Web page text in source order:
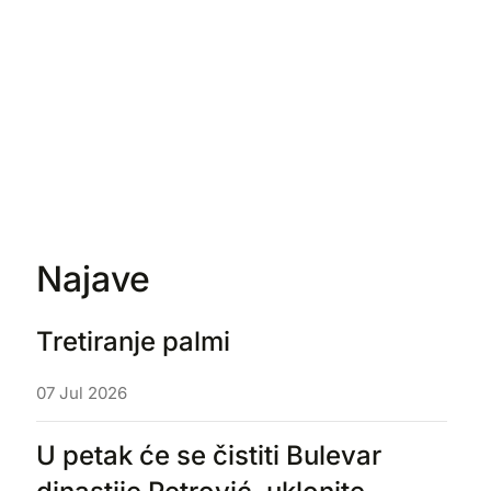
Najave
Tretiranje palmi
07 Jul 2026
U petak će se čistiti Bulevar